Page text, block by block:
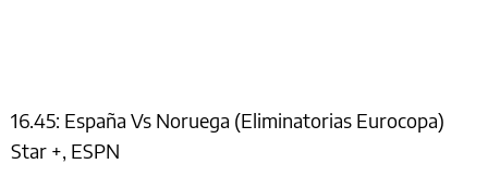
16.45: España Vs Noruega (Eliminatorias Eurocopa)
Star +, ESPN